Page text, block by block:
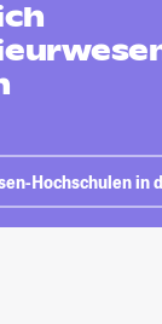
Hochschulen in